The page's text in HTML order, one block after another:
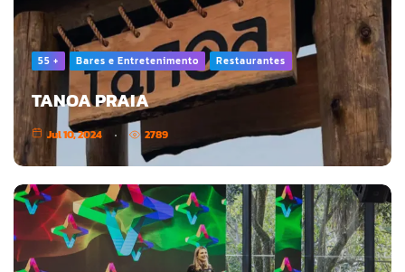
55 + Bares e Entretenimento Restaurantes
TANOA PRAIA
Jul 10, 2024 2789